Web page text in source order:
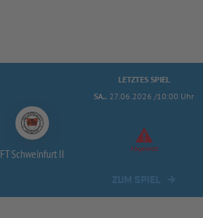
LETZTES SPIEL
SA.. 27.06.2026 /10:00 Uhr
FT Schweinfurt II Abgesetzt